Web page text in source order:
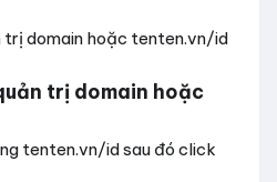
trị domain hoặc tenten.vn/id
trị domain hoặc
tenten.vn/id sau đó click